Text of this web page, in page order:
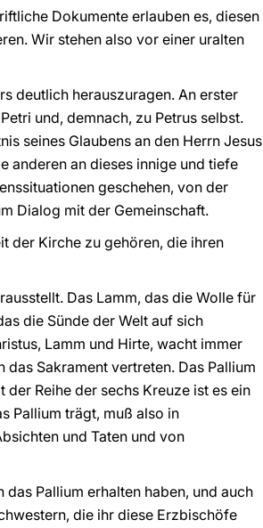
Dokumente erlauben es, diesen
Wir stehen also vor einer uralten
deutlich herauszuragen. An erster
und, demnach, zu Petrus selbst.
seines Glaubens an den Herrn Jesus
anderen an dieses innige und tiefe
geschehen, von der
Dialog mit der Gemeinschaft.
der Kirche zu gehören, die ihren
Das Lamm, das die Wolle für
die Sünde der Welt auf sich
Lamm und Hirte, wacht immer
Sakrament vertreten. Das Pallium
Reihe der sechs Kreuze ist es ein
Pallium trägt, muß also in
und Taten und von
Pallium erhalten haben, und auch
die ihr diese Erzbischöfe